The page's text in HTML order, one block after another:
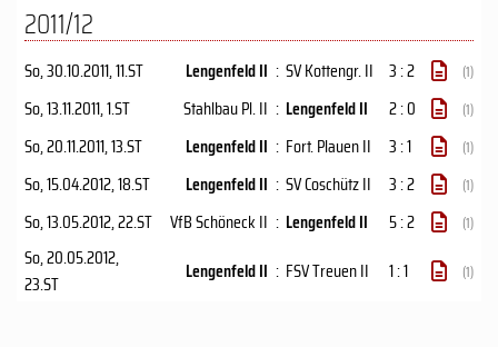
2011/12
So, 30.10.2011, 11.ST Lengenfeld II : SV Kottengr. II 3 : 2 (1)
So, 13.11.2011, 1.ST Stahlbau Pl. II : Lengenfeld II 2 : 0 (1)
So, 20.11.2011, 13.ST Lengenfeld II : Fort. Plauen II 3 : 1 (1)
So, 15.04.2012, 18.ST Lengenfeld II : SV Coschütz II 3 : 2 (1)
So, 13.05.2012, 22.ST VfB Schöneck II : Lengenfeld II 5 : 2 (1)
So, 20.05.2012,
23.ST
Lengenfeld II : FSV Treuen II 1 : 1 (1)